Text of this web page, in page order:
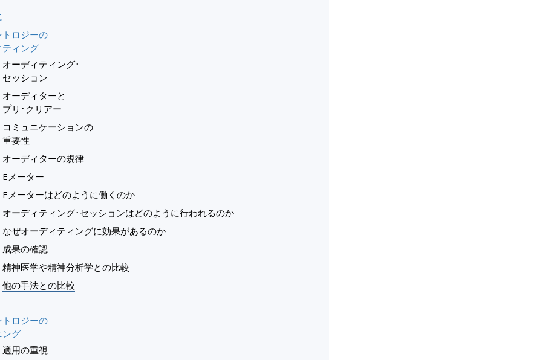
ロジーの
ティング
オーディティング･
セッション
オーディターと
プリ･クリアー
コミュニケーションの
重要性
オーディターの規律
Eメーター
Eメーターはどのように働くのか
オーディティング･セッションはどのように行われるのか
なぜオーディティングに効果があるのか
成果の確認
精神医学や精神分析学との比較
他の手法との比較
ロジーの
ング
適用の重視